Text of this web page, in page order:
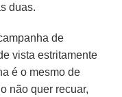
duas.
de
vista estritamente
é o mesmo de
não quer recuar,